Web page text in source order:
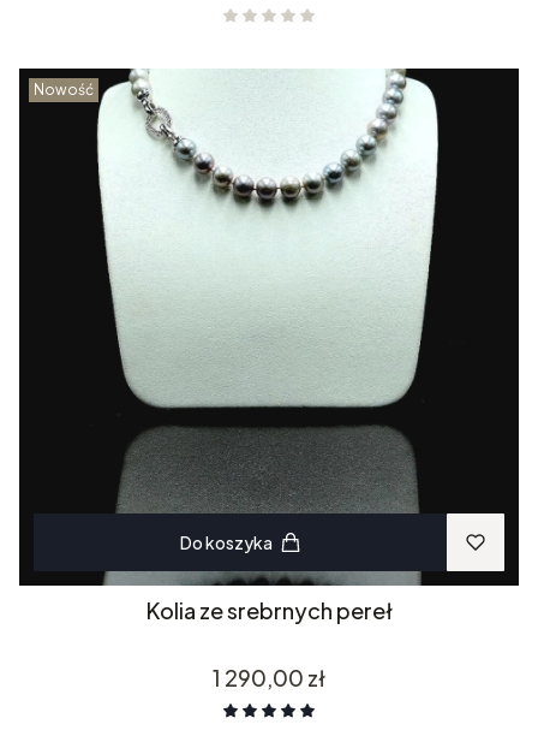
Nowość
Do koszyka
Kolia ze srebrnych pereł
Cena
1 290,00 zł